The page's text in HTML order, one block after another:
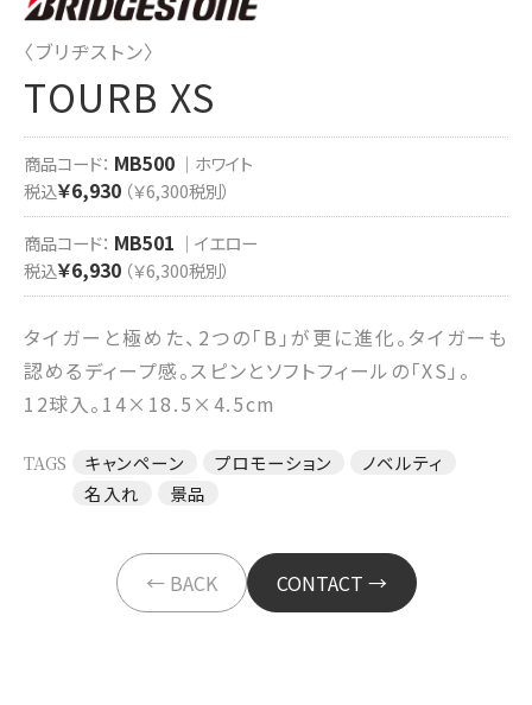
〈ブリヂストン〉
TOURB XS
商品コード： MB500 ｜ホワイト
税込￥6,930 （￥6,300税別）
商品コード： MB501 ｜イエロー
税込￥6,930 （￥6,300税別）
タイガーと極めた、2つの「B」が更に進化。タイガーも
認めるディープ感。スピンとソフトフィールの「XS」。
12球入。14×18.5×4.5cm
TAGS キャンペーン プロモーション
ノベルティ
名入れ
景品
← BACK CONTACT →